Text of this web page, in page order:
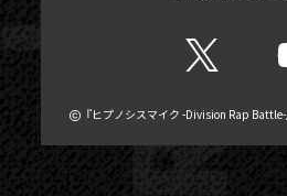
『ヒプノシスマイク -Division Rap